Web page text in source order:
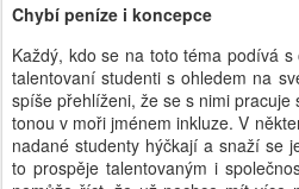
Chybí peníze i koncepce
Každý, kdo se na toto téma podívá
talentovaní studenti s ohledem na
spíše přehlíženi, že se s nimi
tonou v moři jménem inkluze. V
nadané studenty hýčkají a snaží se
to prospěje talentovaným i